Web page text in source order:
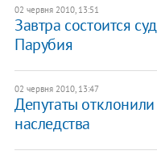
02 червня 2010, 13:51
Завтра состоится
Парубия
02 червня 2010, 13:47
Депутаты
наследства